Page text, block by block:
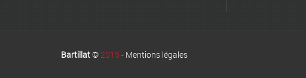
Bartillat© 2015 - Mentions légales